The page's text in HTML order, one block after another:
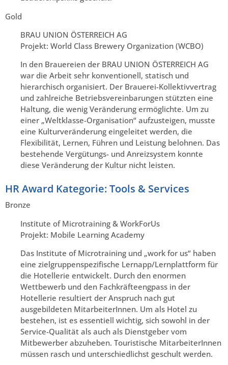
Gold
BRAU UNION ÖSTERREICH AG
Projekt: World Class Brewery Organization (WCBO)
In den Brauereien der BRAU UNION ÖSTERREICH AG
war die Arbeit sehr konventionell, statisch und
hierarchisch organisiert. Der Brauerei-Kollektivvertrag
und zahlreiche Betriebsvereinbarungen stützten eine
Haltung, die wenig Veränderung ermöglichte. Um zu
einer „Weltklasse-Organisation“ aufzusteigen, musste
eine Kulturveränderung eingeleitet werden, die
Flexibilität, Lernen, Führen und Leistung belohnen. Das
bestehende Vergütungs- und Anreizsystem konnte
diese Veränderung der Kultur nicht leisten.
HR Award Kategorie: Tools & Services
Bronze
Institute of Microtraining & WorkForUs
Projekt: Mobile Learning Academy
Das Institute of Microtraining und „work for us“ haben
eine zielgruppenspezifische Lernapp/Lernplattform für
die Hotellerie entwickelt. Durch den enormen
Wettbewerb und den Fachkräfteengpass in der
Hotellerie resultiert der Anspruch nach gut
ausgebildeten MitarbeiterInnen. Um als Hotel zu
bestehen, ist es essentiell wichtig, sich sowohl in der
Service-Qualität als auch als Dienstgeber vom
Mitbewerber abzuheben. Touristische MitarbeiterInnen
müssen rasch und unterschiedlichst geschult werden.